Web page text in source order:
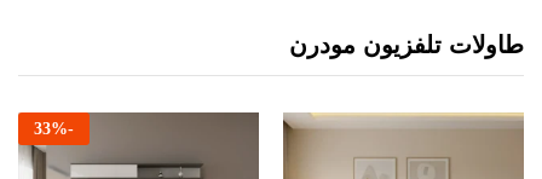
طاولات تلفزيون مودرن
-
33%